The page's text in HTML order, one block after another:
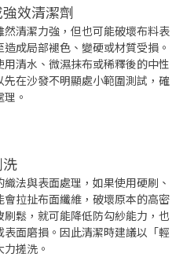
效清潔劑
清潔力強，但也可能破壞布料表
成局部褪色、變硬或材質受損。
清水、微濕抹布或稀釋後的中性
在沙發不明顯處小範圍測試，確
。
法與表面處理，如果使用硬刷、
拉扯布面纖維，破壞原本的高密
鬆，就可能降低防勾紗能力，也
面磨損。因此清潔時建議以「輕
搓洗。